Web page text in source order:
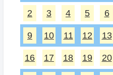
2 3 4 5 6
9 10 11 12 13
16 17 18 19 20